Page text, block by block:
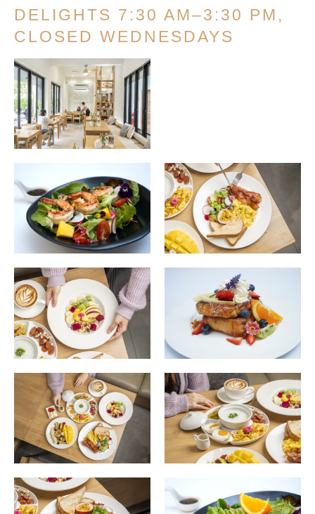
DELIGHTS 7:30 AM–3:30 PM,
CLOSED WEDNESDAYS